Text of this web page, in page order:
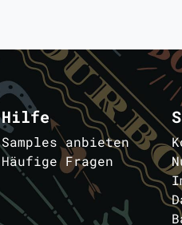
Hilfe
Samples anbieten
Häufige Fragen